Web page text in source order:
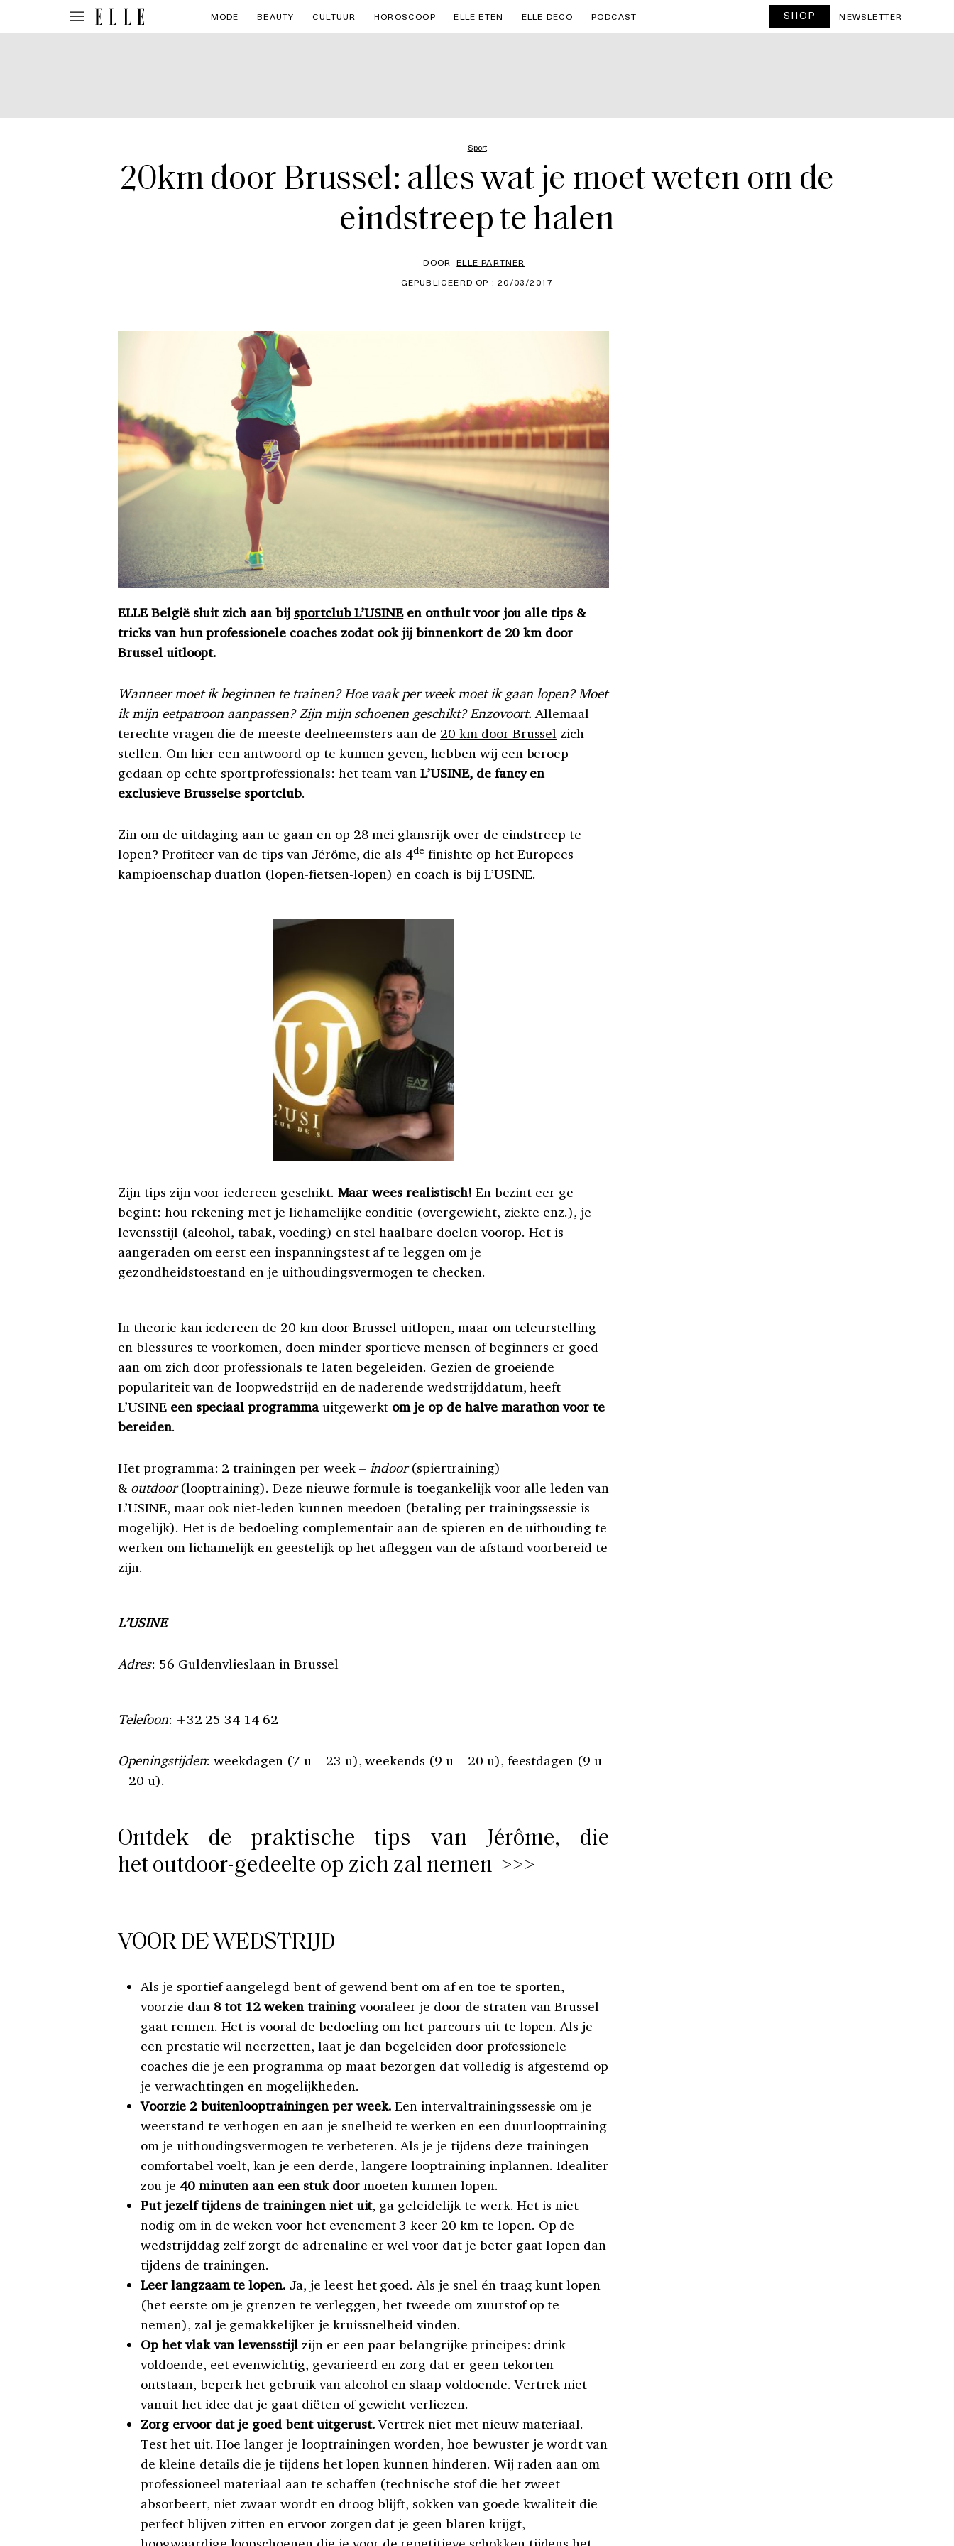
MODE BEAUTY CULTUUR HOROSCOOP ELLE ETEN ELLE DECO PODCAST SHOP NEWSLETTER
Sport
20km door Brussel: alles wat je moet weten om de
eindstreep te halen
DOOR ELLE PARTNER
GEPUBLICEERD OP : 20/03/2017
ELLE België sluit zich aan bij sportclubL’USINEen onthult voor jou alle tips &
tricks van hun professionele coaches zodat ook jij binnenkort de 20 km door
Brussel uitloopt.
Wanneer moet ik beginnen te trainen? Hoe vaak per week moet ik gaan lopen? Moet
ik mijn eetpatroon aanpassen? Zijn mijn schoenen geschikt? Enzovoort.Allemaal
terechte vragen die de meeste deelneemsters aan de 20 km door Brussel zich
stellen. Om hier een antwoord op te kunnen geven, hebben wij een beroep
gedaan op echte sportprofessionals: het team vanL’USINE, de fancy en
exclusieve Brusselse sportclub.
Zin om de uitdaging aan te gaan en op 28 mei glansrijk over de eindstreep te
lopen? Profiteer van de tips van Jérôme, die als 4de finishte op het Europees
kampioenschap duatlon (lopen-fietsen-lopen) en coach is bij L’USINE.
Zijn tips zijn voor iedereen geschikt. Maar wees realistisch! En bezint eer ge
begint: hou rekening met je lichamelijke conditie (overgewicht, ziekte enz.), je
levensstijl (alcohol, tabak, voeding) en stel haalbare doelen voorop. Het is
aangeraden om eerst een inspanningstest af te leggen om je
gezondheidstoestand en je uithoudingsvermogen te checken.
In theorie kan iedereen de 20 km door Brussel uitlopen, maar om teleurstelling
en blessures te voorkomen, doen minder sportieve mensen of beginners er goed
aan om zich door professionals te laten begeleiden. Gezien de groeiende
populariteit van de loopwedstrijd en de naderende wedstrijddatum, heeft
L’USINE een speciaal programmauitgewerkt om je op de halve marathon voor te
bereiden.
Het programma: 2 trainingen per week – indoor(spiertraining)
& outdoor(looptraining). Deze nieuwe formule is toegankelijk voor alle leden van
L’USINE, maar ook niet-leden kunnen meedoen (betaling per trainingssessie is
mogelijk). Het is de bedoeling complementair aan de spieren en de uithouding te
werken om lichamelijk en geestelijk op het afleggen van de afstand voorbereid te
zijn.
L’USINE
Adres: 56 Guldenvlieslaan in Brussel
Telefoon: +32 25 34 14 62
Openingstijden: weekdagen (7 u – 23 u), weekends (9 u – 20 u), feestdagen (9 u
– 20 u).
Ontdek de praktische tips van Jérôme, die
het outdoor-gedeelte op zich zal nemen >>>
VOOR DE WEDSTRIJD
Als je sportief aangelegd bent of gewend bent om af en toe te sporten,
voorzie dan 8 tot 12 weken trainingvooraleer je door de straten van Brussel
gaat rennen. Het is vooral de bedoeling om het parcours uit te lopen. Als je
een prestatie wil neerzetten, laat je dan begeleiden door professionele
coaches die je een programma op maat bezorgen dat volledig is afgestemd op
je verwachtingen en mogelijkheden.
Voorzie 2 buitenlooptrainingen per week.Een intervaltrainingssessie om je
weerstand te verhogen en aan je snelheid te werken en een duurlooptraining
om je uithoudingsvermogen te verbeteren. Als je je tijdens deze trainingen
comfortabel voelt, kan je een derde, langere looptraining inplannen. Idealiter
zou je 40 minuten aan een stuk door moeten kunnen lopen.
Put jezelf tijdens de trainingen niet uit, ga geleidelijk te werk. Het is niet
nodig om in de weken voor het evenement 3 keer 20 km te lopen. Op de
wedstrijddag zelf zorgt de adrenaline er wel voor dat je beter gaat lopen dan
tijdens de trainingen.
Leer langzaam te lopen. Ja, je leest het goed. Als je snel én traag kunt lopen
(het eerste om je grenzen te verleggen, het tweede om zuurstof op te
nemen), zal je gemakkelijker je kruissnelheid vinden.
Op het vlak van levensstijlzijn er een paar belangrijke principes: drink
voldoende, eet evenwichtig, gevarieerd en zorg dat er geen tekorten
ontstaan, beperk het gebruik van alcohol en slaap voldoende. Vertrek niet
vanuit het idee dat je gaat diëten of gewicht verliezen.
Zorg ervoor dat je goed bent uitgerust.Vertrek niet met nieuw materiaal.
Test het uit. Hoe langer je looptrainingen worden, hoe bewuster je wordt van
de kleine details die je tijdens het lopen kunnen hinderen. Wij raden aan om
professioneel materiaal aan te schaffen (technische stof die het zweet
absorbeert, niet zwaar wordt en droog blijft, sokken van goede kwaliteit die
perfect blijven zitten en ervoor zorgen dat je geen blaren krijgt,